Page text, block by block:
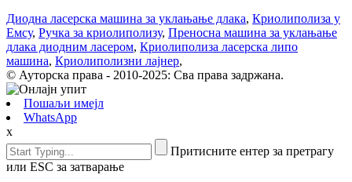
Диодна ласерска машина за уклањање длака, Криолиполиза у
Емсу, Ручка за криолиполизу, Преносна машина за уклањање
длака диодним ласером, Криолиполиза ласерска липо
машина, Криолиполизни лајнер,
© Ауторска права - 2010-2025: Сва права задржана.
Пошаљи имејл
WhatsApp
x
Притисните ентер за претрагу
или ESC за затварање